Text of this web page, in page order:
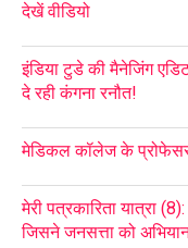
देखें वीडियो
इंडिया टुडे की मैनेजिंग
दे रही कंगना रनौत!
मेडिकल कॉलेज के
मेरी पत्रकारिता यात्रा
जिसने जनसत्ता को